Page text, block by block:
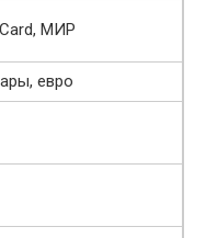
МИР
евро